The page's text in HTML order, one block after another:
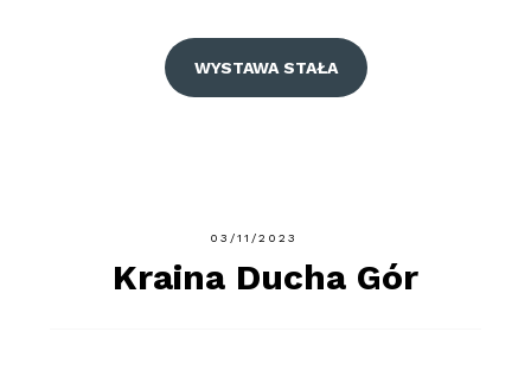
WYSTAWA STAŁA
03/11/2023
Kraina Ducha Gór